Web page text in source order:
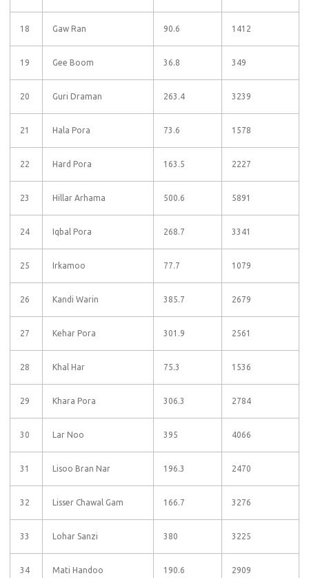
18 Gaw Ran 90.6 1412
19 Gee Boom 36.8 349
20 Guri Draman 263.4 3239
21 Hala Pora 73.6 1578
22 Hard Pora 163.5 2227
23 Hillar Arhama 500.6 5891
24 Iqbal Pora 268.7 3341
25 Irkamoo 77.7 1079
26 Kandi Warin 385.7 2679
27 Kehar Pora 301.9 2561
28 Khal Har 75.3 1536
29 Khara Pora 306.3 2784
30 Lar Noo 395 4066
31 Lisoo Bran Nar 196.3 2470
32 Lisser Chawal Gam 166.7 3276
33 Lohar Sanzi 380 3225
34 Mati Handoo 190.6 2909